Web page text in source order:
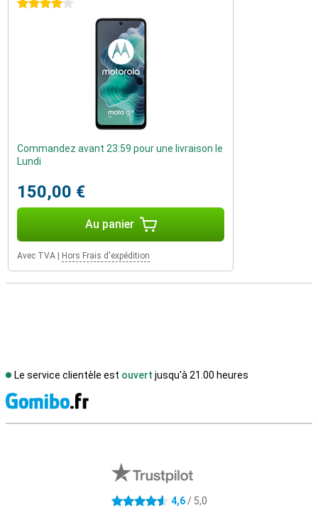
4 étoiles
Commandez avant 23:59 pour une livraison le
Lundi
150,00 €
Au panier
Avec TVA | Hors Frais d'expédition
Le service clientèle est ouvert jusqu'à 21.00 heures
4.6 étoiles 4,6/ 5,0